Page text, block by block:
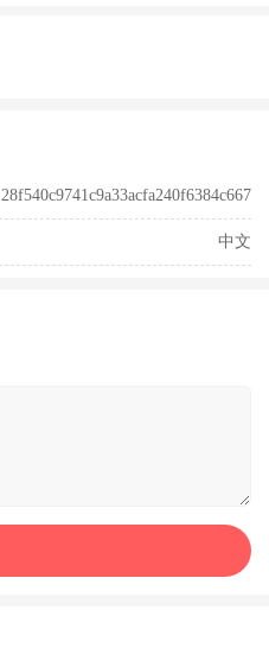
28f540c9741c9a33acfa240f6384c667
中文